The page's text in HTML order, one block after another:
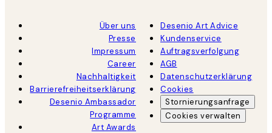
Über uns
Presse
Impressum
Career
Nachhaltigkeit
Barrierefreiheitserklärung
Desenio Ambassador
Programme
Art Awards
Desenio Art Advice
Kundenservice
Auftragsverfolgung
AGB
Datenschutzerklärung
Cookies
Stornierungsanfrage
Cookies verwalten